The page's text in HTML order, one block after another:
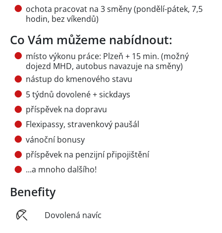
ochota pracovat na 3 směny (pondělí-pátek, 7,5
hodin, bez víkendů)
Co Vám můžeme nabídnout:
místo výkonu práce: Plzeň + 15 min. (možný
dojezd MHD, autobus navazuje na směny)
nástup do kmenového stavu
5 týdnů dovolené + sickdays
příspěvek na dopravu
Flexipassy, stravenkový paušál
vánoční bonusy
příspěvek na penzijní připojištění
...a mnoho dalšího!
Benefity
Dovolená navíc